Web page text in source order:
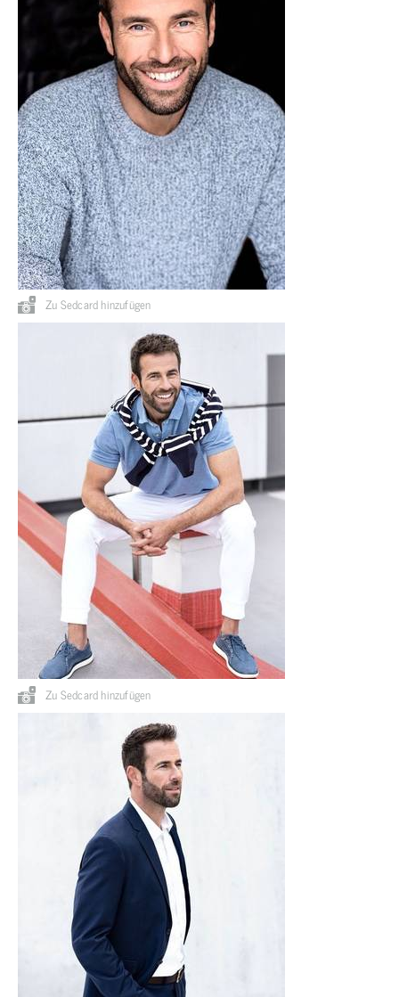
Zu Sedcard hinzufügen
Zu Sedcard hinzufügen